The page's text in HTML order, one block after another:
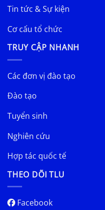
Tin tức & Sự kiện
Cơ cấu tổ chức
TRUY CẬP NHANH
Các đơn vị đào tạo
Đào tạo
Tuyển sinh
Nghiên cứu
Hợp tác quốc tế
THEO DÕI TLU
Facebook